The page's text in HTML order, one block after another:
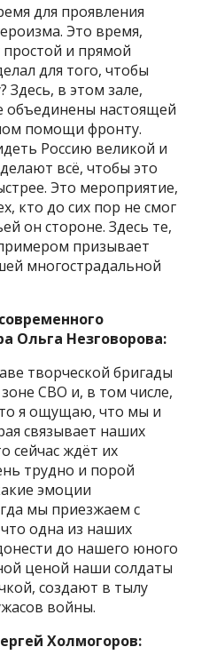
для проявления
Это время,
и прямой
для того, чтобы
в этом зале,
объединены настоящей
помощи фронту.
Россию великой и
всё, чтобы это
Это мероприятие,
кто до сих пор не смог
он стороне. Здесь те,
призывает
многострадальной
Ольга Незговорова:
творческой бригады
СВО и, в том числе,
я ощущаю, что мы и
связывает наших
сейчас ждёт их
трудно и порой
эмоции
мы приезжаем с
одна из наших
до нашего юного
ценой наши солдаты
создают в тылу
войны.
Холмогоров: